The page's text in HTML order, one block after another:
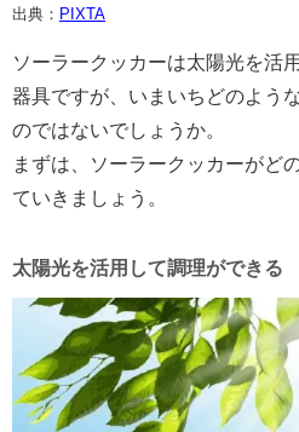
出典： PIXTA
ソーラークッカーは太陽光を活
器具ですが、いまいちどのよう
のではないでしょうか。
まずは、ソーラークッカーがど
ていきましょう。
太陽光を活用して調理ができる